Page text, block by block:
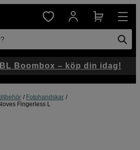
Fotohandskar
Fingerless L
Boombox – köp din idag!